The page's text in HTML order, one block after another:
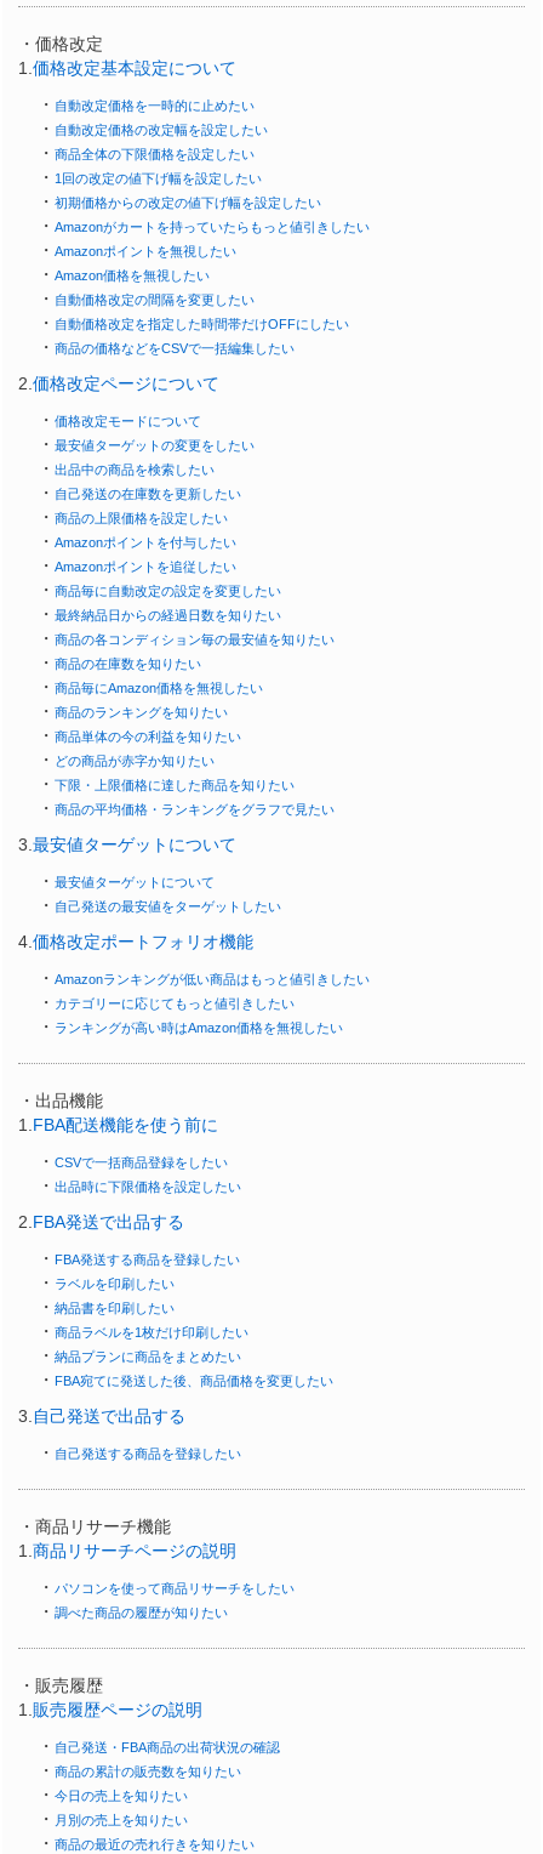
・価格改定
1. 価格改定基本設定について
・ 自動改定価格を一時的に止めたい
・ 自動改定価格の改定幅を設定したい
・ 商品全体の下限価格を設定したい
・ 1回の改定の値下げ幅を設定したい
・ 初期価格からの改定の値下げ幅を設定したい
・ Amazonがカートを持っていたらもっと値引きしたい
・ Amazonポイントを無視したい
・ Amazon価格を無視したい
・ 自動価格改定の間隔を変更したい
・ 自動価格改定を指定した時間帯だけOFFにしたい
・ 商品の価格などをCSVで一括編集したい
2. 価格改定ページについて
・ 価格改定モードについて
・ 最安値ターゲットの変更をしたい
・ 出品中の商品を検索したい
・ 自己発送の在庫数を更新したい
・ 商品の上限価格を設定したい
・ Amazonポイントを付与したい
・ Amazonポイントを追従したい
・ 商品毎に自動改定の設定を変更したい
・ 最終納品日からの経過日数を知りたい
・ 商品の各コンディション毎の最安値を知りたい
・ 商品の在庫数を知りたい
・ 商品毎にAmazon価格を無視したい
・ 商品のランキングを知りたい
・ 商品単体の今の利益を知りたい
・ どの商品が赤字か知りたい
・ 下限・上限価格に達した商品を知りたい
・ 商品の平均価格・ランキングをグラフで見たい
3. 最安値ターゲットについて
・ 最安値ターゲットについて
・ 自己発送の最安値をターゲットしたい
4. 価格改定ポートフォリオ機能
・ Amazonランキングが低い商品はもっと値引きしたい
・ カテゴリーに応じてもっと値引きしたい
・ ランキングが高い時はAmazon価格を無視したい
・出品機能
1. FBA配送機能を使う前に
・ CSVで一括商品登録をしたい
・ 出品時に下限価格を設定したい
2. FBA発送で出品する
・ FBA発送する商品を登録したい
・ ラベルを印刷したい
・ 納品書を印刷したい
・ 商品ラベルを1枚だけ印刷したい
・ 納品プランに商品をまとめたい
・ FBA宛てに発送した後、商品価格を変更したい
3. 自己発送で出品する
・ 自己発送する商品を登録したい
・商品リサーチ機能
1. 商品リサーチページの説明
・ パソコンを使って商品リサーチをしたい
・ 調べた商品の履歴が知りたい
・販売履歴
1. 販売履歴ページの説明
・ 自己発送・FBA商品の出荷状況の確認
・ 商品の累計の販売数を知りたい
・ 今日の売上を知りたい
・ 月別の売上を知りたい
・ 商品の最近の売れ行きを知りたい